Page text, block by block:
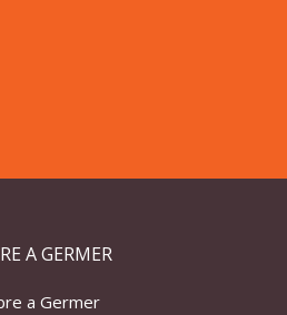
A GERMER
a Germer